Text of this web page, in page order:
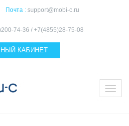
Почта : support@mobi-c.ru
74-36 / +7(4855)28-75-08
КАБИНЕТ